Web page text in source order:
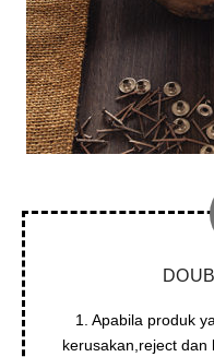
1. Apabila produk
kerusakan,reject dan